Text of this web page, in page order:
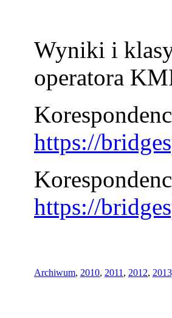
Wyniki i
operatora
https://
https://
Archiwum, 2010, 2011 , 2012,